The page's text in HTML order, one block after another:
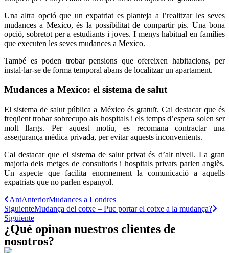
Una altra opció que un expatriat es planteja a l’realitzar les seves
mudances a Mexico, és la possibilitat de compartir pis. Una bona
opció, sobretot per a estudiants i joves. I menys habitual en famílies
que executen les seves mudances a Mexico.
També es poden trobar pensions que ofereixen habitacions, per
instal·lar-se de forma temporal abans de localitzar un apartament.
Mudances a Mexico: el sistema de salut
El sistema de salut pública a México és gratuït. Cal destacar que és
freqüent trobar sobrecupo als hospitals i els temps d’espera solen ser
molt llargs. Per aquest motiu, es recomana contractar una
assegurança mèdica privada, per evitar aquests inconvenients.
Cal destacar que el sistema de salut privat és d’alt nivell. La gran
majoria dels metges de consultoris i hospitals privats parlen anglès.
Un aspecte que facilita enormement la comunicació a aquells
expatriats que no parlen espanyol.
AntAnteriorMudances a Londres
SiguienteMudança del cotxe – Puc portar el cotxe a la mudança?
Siguiente
¿Qué opinan nuestros clientes de
nosotros?